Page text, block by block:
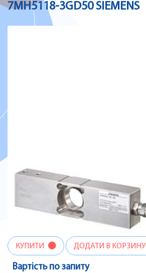
7MH5118-3GD50 SIEMENS
КУПИТИ ДОДАТИ В КОРЗИНУ
Вартість по запиту